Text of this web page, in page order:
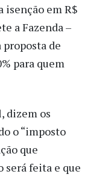
isenção em R$
a Fazenda –
de
para quem
dizem os
o “imposto
que
será feita e que